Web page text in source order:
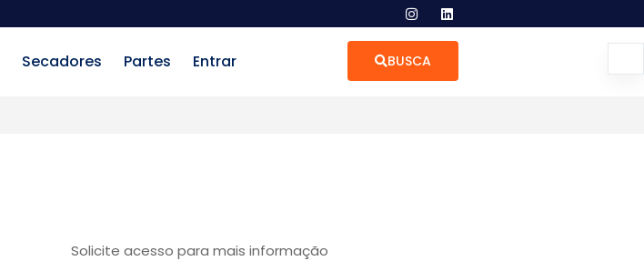
Secadores Partes Entrar BUSCA
Solicite acesso para mais informação